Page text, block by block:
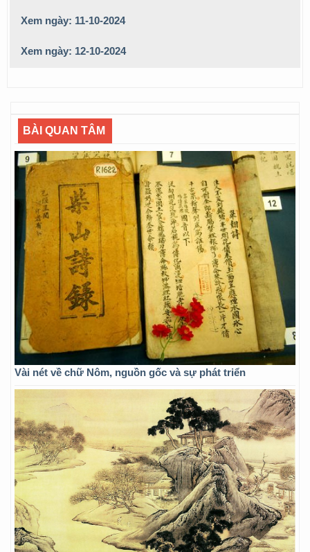
Xem ngày: 11-10-2024
Xem ngày: 12-10-2024
BÀI QUAN TÂM
Vài nét về chữ Nôm, nguồn gốc và sự phát triển